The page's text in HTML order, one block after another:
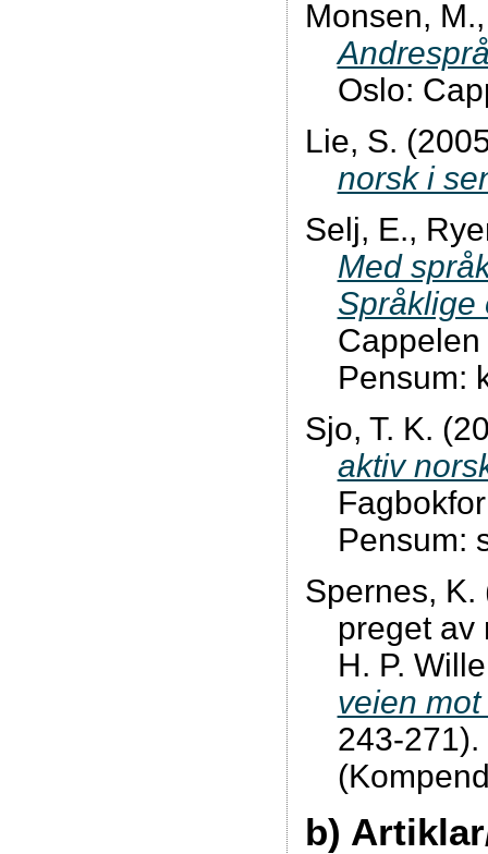
Monsen,
Oslo:
Lie, S.
norsk i
Selj, E.,
Med
Språklige
Pensum:
Sjo, T. K.
aktiv
Pensum:
Spernes,
preget av
H. P.
veien
243-
b)